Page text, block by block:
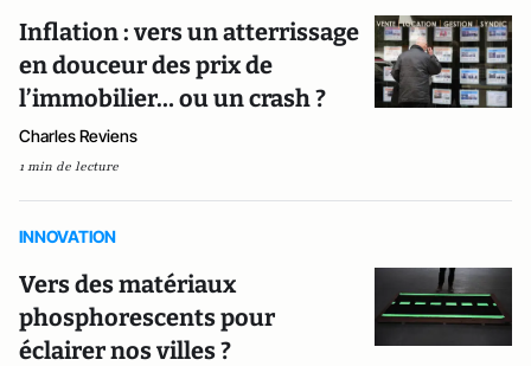
Inflation : vers un atterrissage
en douceur des prix de
l’immobilier… ou un crash ?
Charles Reviens
1 min de lecture
INNOVATION
Vers des matériaux
phosphorescents pour
éclairer nos villes ?